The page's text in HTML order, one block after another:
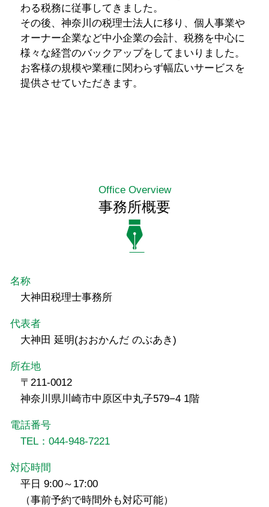
わる税務に従事してきました。
その後、神奈川の税理士法人に移り、個人事業や
オーナー企業など中小企業の会計、税務を中心に
様々な経営のバックアップをしてまいりました。
お客様の規模や業種に関わらず幅広いサービスを
提供させていただきます。
Office Overview
事務所概要
名称
大神田税理士事務所
代表者
大神田 延明(おおかんだ のぶあき)
所在地
〒211-0012
神奈川県川崎市中原区中丸子579−4 1階
電話番号
TEL：044-948-7221
対応時間
平日 9:00～17:00
（事前予約で時間外も対応可能）